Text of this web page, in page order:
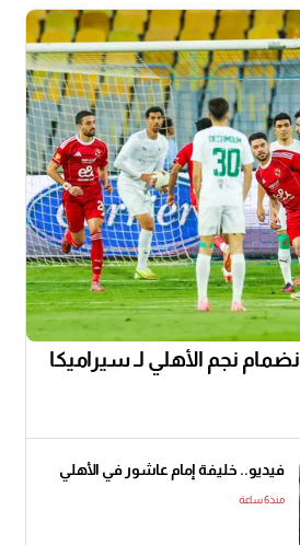
نجم الأهلي لـ سيراميكا
فيديو.. خليفة إمام عاشور في الأهلي
منذ6 ساعة